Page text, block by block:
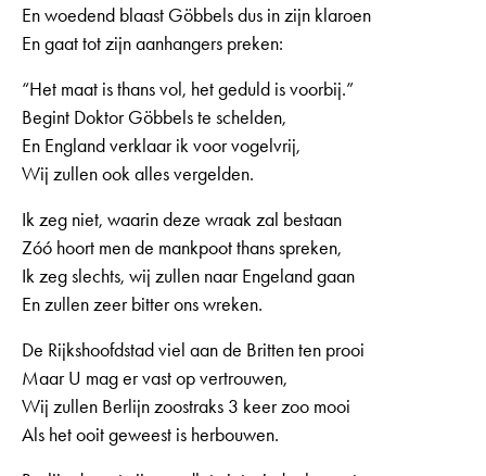
En woedend blaast Göbbels dus in zijn klaroen
En gaat tot zijn aanhangers preken:
“Het maat is thans vol, het geduld is voorbij.”
Begint Doktor Göbbels te schelden,
En England verklaar ik voor vogelvrij,
Wij zullen ook alles vergelden.
Ik zeg niet, waarin deze wraak zal bestaan
Zóó hoort men de mankpoot thans spreken,
Ik zeg slechts, wij zullen naar Engeland gaan
En zullen zeer bitter ons wreken.
De Rijkshoofdstad viel aan de Britten ten prooi
Maar U mag er vast op vertrouwen,
Wij zullen Berlijn zoostraks 3 keer zoo mooi
Als het ooit geweest is herbouwen.